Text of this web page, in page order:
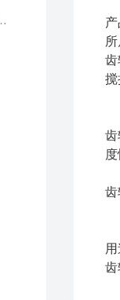
齿
搅
齿
齿
齿